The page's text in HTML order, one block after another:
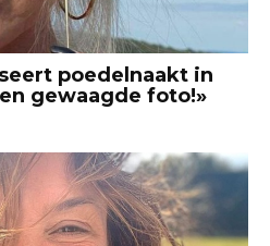
poedelnaakt in
gewaagde foto!»